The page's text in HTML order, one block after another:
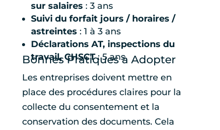
sur salaires : 3 ans
Suivi du forfait jours / horaires /
astreintes : 1 à 3 ans
Déclarations AT, inspections du
travail, CHSCT: 5 ans
Bonnes Pratiques à Adopter
Les entreprises doivent mettre en
place des procédures claires pour la
collecte du consentement et la
conservation des documents. Cela